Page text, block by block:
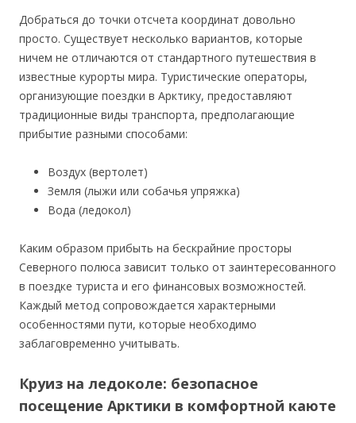
Добраться до точки отсчета координат довольно
просто. Существует несколько вариантов, которые
ничем не отличаются от стандартного путешествия в
известные курорты мира. Туристические операторы,
организующие поездки в Арктику, предоставляют
традиционные виды транспорта, предполагающие
прибытие разными способами:
Воздух (вертолет)
Земля (лыжи или собачья упряжка)
Вода (ледокол)
Каким образом прибыть на бескрайние просторы
Северного полюса зависит только от заинтересованного
в поездке туриста и его финансовых возможностей.
Каждый метод сопровождается характерными
особенностями пути, которые необходимо
заблаговременно учитывать.
Круиз на ледоколе: безопасное
посещение Арктики в комфортной каюте